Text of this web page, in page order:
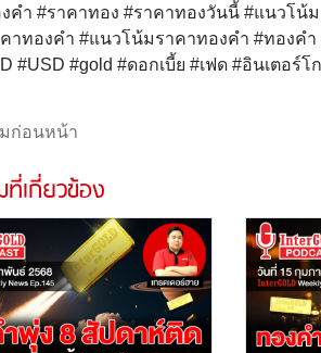
คำ #ราคาทอง #ราคาทองวันนี้ #แนวโน้
าทองคำ #แนวโน้มราคาทองคำ #ทองค
#USD #gold #ดอกเบี้ย #เฟด #อินเตอร์
ก่อนหน้า
เกี่ยวข้อง